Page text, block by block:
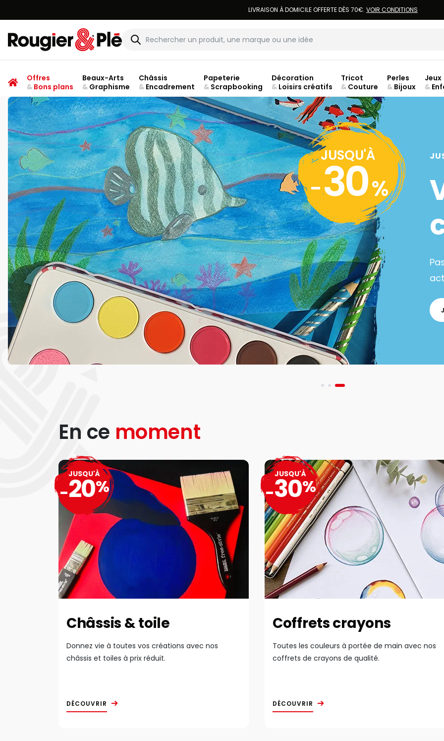
LIVRAISON À DOMICILE OFFERTE DÈS 70€. VOIR CONDITIONS
Rougier & Plé
Offres
&Bons plans
Beaux-Arts
&Graphisme
Châssis
&Encadrement
Papeterie
&Scrapbooking
Décoration
&Loisirs créatifs
Tricot
& Couture
Perles
& Bijoux
Jeux
&
JUSQU'À
-30%
En ce moment
Châssis & toile
Donnez vie à toutes vos créations avec nos
châssis et toiles à prix réduit.
DÉCOUVRIR
JUSQU'À
-20%
Coffrets crayons
Toutes les couleurs à portée de main avec nos
coffrets de crayons de qualité.
DÉCOUVRIR
JUSQU'À
-30%